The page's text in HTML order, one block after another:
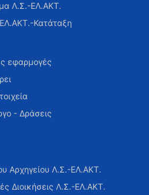
Λ.Σ.-ΕΛ.ΑΚΤ.
Κατάταξη
εφαρμογές
- Δράσεις
Αρχηγείου Λ.Σ.-ΕΛ.ΑΚΤ.
Διοικήσεις Λ.Σ.-ΕΛ.ΑΚΤ.